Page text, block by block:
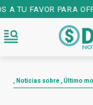
TU FAVOR PARA
, Noticias sobre , Último